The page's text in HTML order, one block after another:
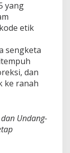
yang
etik
sengketa
dan
ke ranah
Undang-